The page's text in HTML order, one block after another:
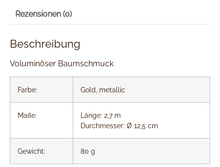
Rezensionen (0)
Beschreibung
Voluminöser Baumschmuck
Farbe: Gold, metallic
Maße:
Länge: 2,7 m
Durchmesser: Ø 12,5 cm
Gewicht: 80 g